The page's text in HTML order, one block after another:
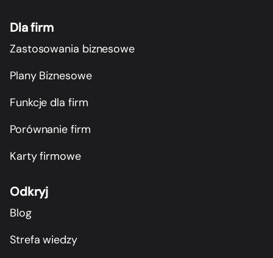
Dla firm
Zastosowania biznesowe
Plany Biznesowe
Funkcje dla firm
Porównanie firm
Karty firmowe
Odkryj
Blog
Strefa wiedzy